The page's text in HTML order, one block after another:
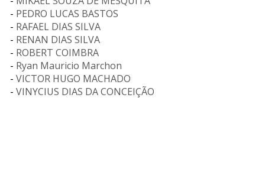
- PEDRO LUCAS BASTOS
- RAFAEL DIAS SILVA
- RENAN DIAS SILVA
- ROBERT COIMBRA
- Ryan Mauricio Marchon
- VICTOR HUGO MACHADO
- VINYCIUS DIAS DA CONCEIÇÃO